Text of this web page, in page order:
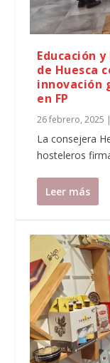
Educación
de Huesca
innovación
en FP
26 febrero, 2025 |
La consejera
hosteleros
Leer más